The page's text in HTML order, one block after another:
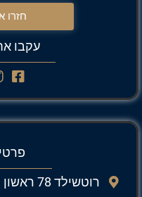
חזרו
עקבו
רוטשילד 78 ראשון לציון, קומה 1